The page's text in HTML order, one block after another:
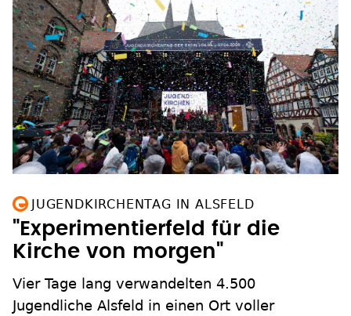
JUGENDKIRCHENTAG IN ALSFELD
"Experimentierfeld für die
Kirche von morgen"
Vier Tage lang verwandelten 4.500
Jugendliche Alsfeld in einen Ort voller